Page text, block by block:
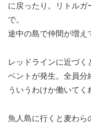
に戻ったり。リトルガ
で。
途中の島で仲間が増え
レッドラインに近づく
ベントが発生。全員分
ういうわけか働いてく
魚人島に行くと麦わら